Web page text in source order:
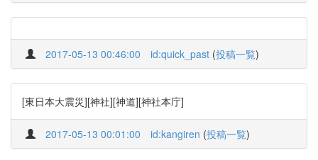
2017-05-13 00:46:00 id:quick_past (投稿一覧)
[東日本大震災][神社][神道][神社本庁]
2017-05-13 00:01:00 id:kangiren (投稿一覧)